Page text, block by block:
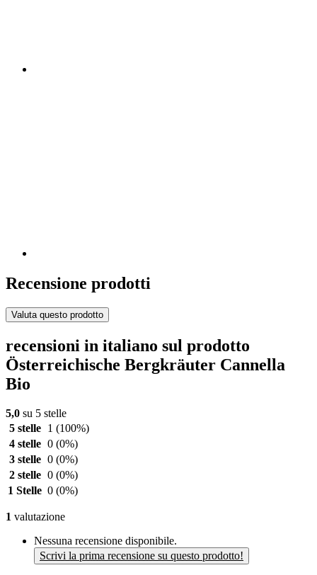
Recensione prodotti
Valuta questo prodotto
recensioni in italiano sul prodotto
Österreichische Bergkräuter Cannella
Bio
5,0 su 5 stelle
5 stelle
1 (100%)
4 stelle 0 (0%)
3 stelle 0 (0%)
2 stelle 0 (0%)
1 Stelle 0 (0%)
1 valutazione
Nessuna recensione disponibile.
Scrivi la prima recensione su questo prodotto!